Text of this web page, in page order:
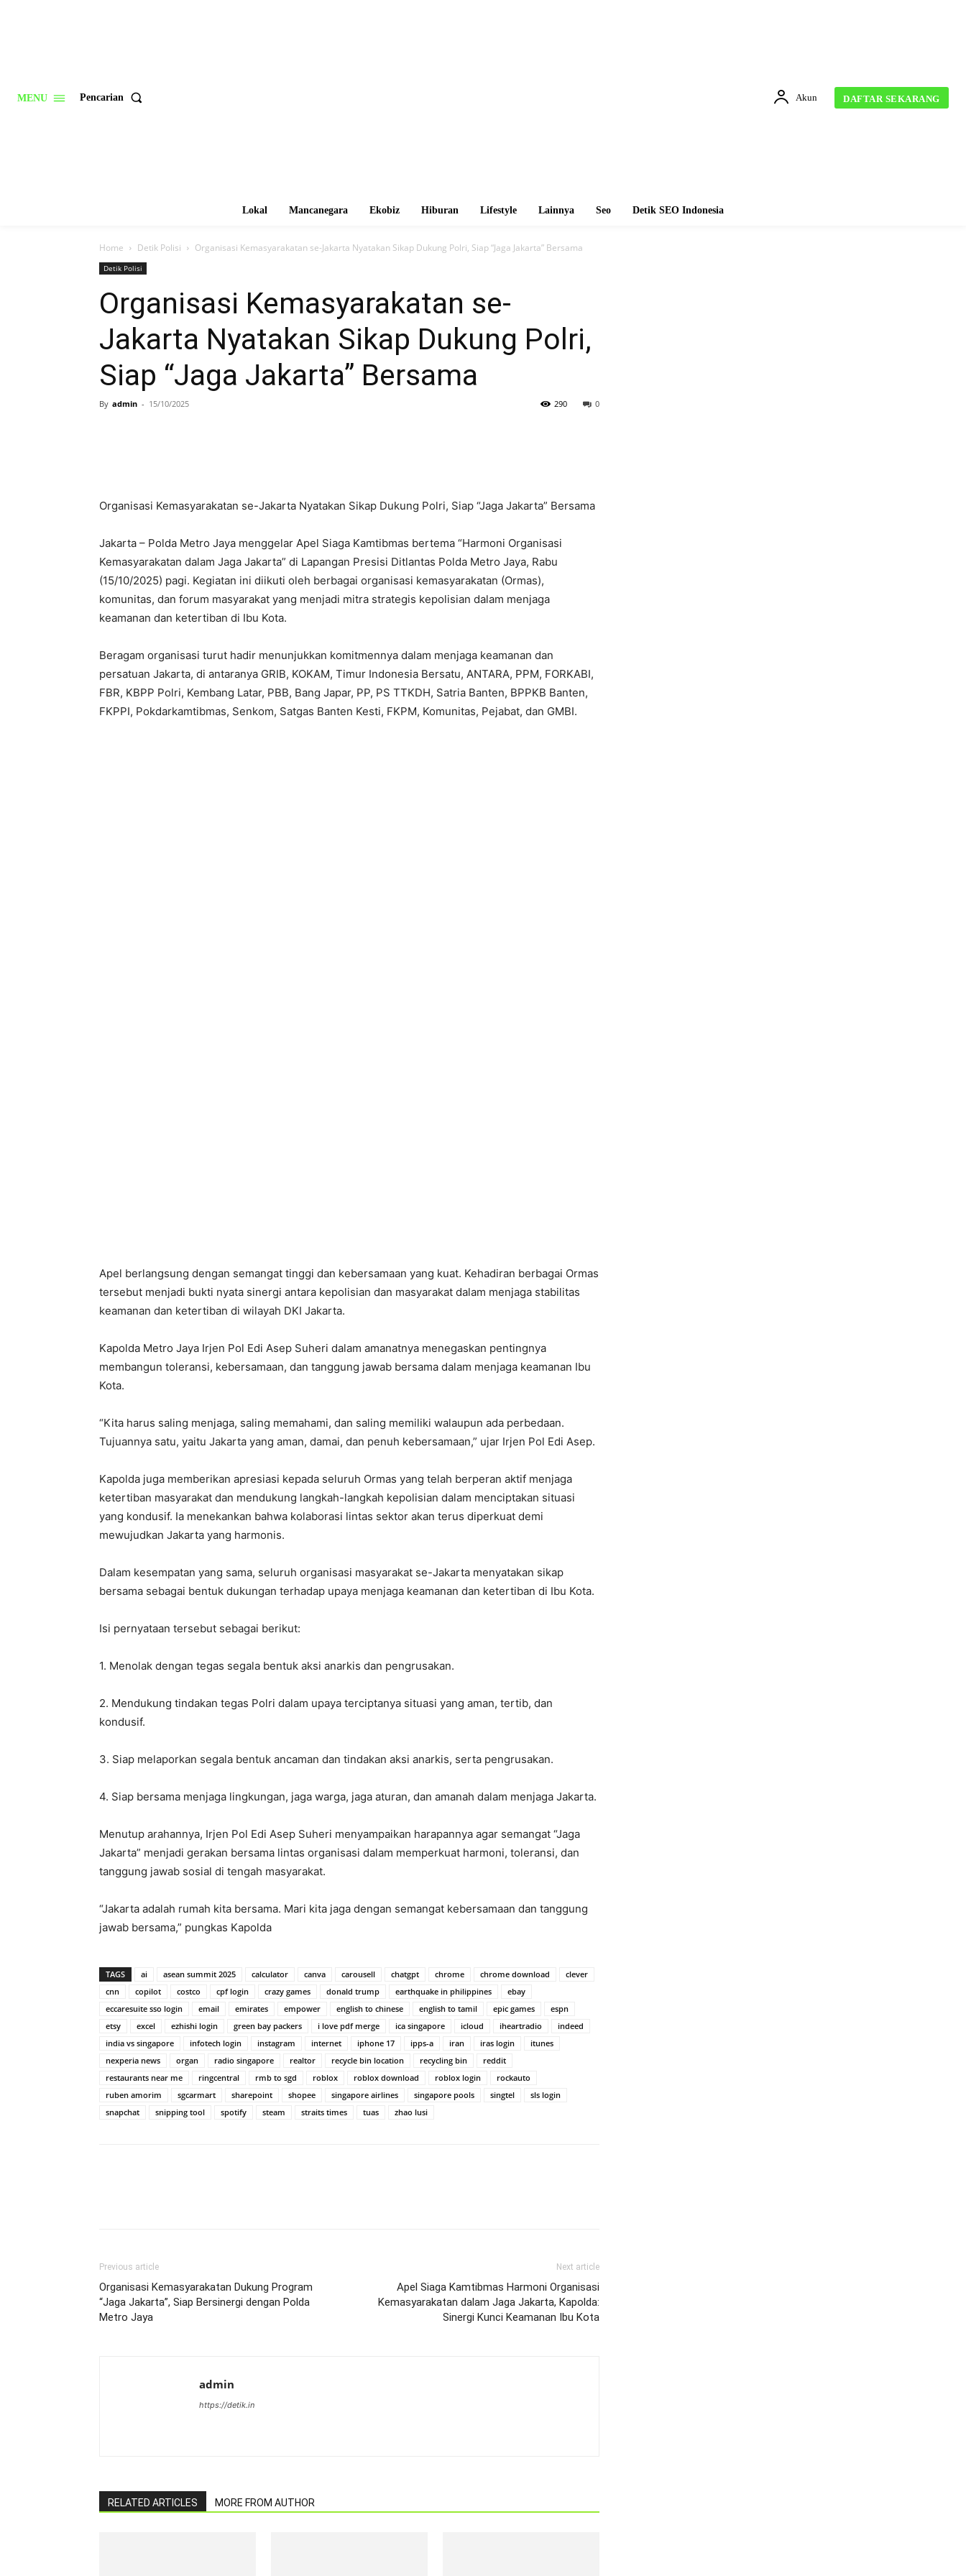
MENU Pencarian Akun DAFTAR SEKARANG
Lokal Mancanegara Ekobiz Hiburan Lifestyle Lainnya Seo Detik SEO Indonesia
Home Detik Polisi Organisasi Kemasyarakatan se-Jakarta Nyatakan Sikap Dukung Polri, Siap “Jaga Jakarta” Bersama
Detik Polisi
Organisasi Kemasyarakatan se-
Jakarta Nyatakan Sikap Dukung Polri,
Siap “Jaga Jakarta” Bersama
By admin - 15/10/2025 0
290
Organisasi Kemasyarakatan se-Jakarta Nyatakan Sikap Dukung Polri, Siap “Jaga Jakarta” Bersama
Jakarta – Polda Metro Jaya menggelar Apel Siaga Kamtibmas bertema “Harmoni Organisasi
Kemasyarakatan dalam Jaga Jakarta” di Lapangan Presisi Ditlantas Polda Metro Jaya, Rabu
(15/10/2025) pagi. Kegiatan ini diikuti oleh berbagai organisasi kemasyarakatan (Ormas),
komunitas, dan forum masyarakat yang menjadi mitra strategis kepolisian dalam menjaga
keamanan dan ketertiban di Ibu Kota.
Beragam organisasi turut hadir menunjukkan komitmennya dalam menjaga keamanan dan
persatuan Jakarta, di antaranya GRIB, KOKAM, Timur Indonesia Bersatu, ANTARA, PPM, FORKABI,
FBR, KBPP Polri, Kembang Latar, PBB, Bang Japar, PP, PS TTKDH, Satria Banten, BPPKB Banten,
FKPPI, Pokdarkamtibmas, Senkom, Satgas Banten Kesti, FKPM, Komunitas, Pejabat, dan GMBI.
Apel berlangsung dengan semangat tinggi dan kebersamaan yang kuat. Kehadiran berbagai Ormas
tersebut menjadi bukti nyata sinergi antara kepolisian dan masyarakat dalam menjaga stabilitas
keamanan dan ketertiban di wilayah DKI Jakarta.
Kapolda Metro Jaya Irjen Pol Edi Asep Suheri dalam amanatnya menegaskan pentingnya
membangun toleransi, kebersamaan, dan tanggung jawab bersama dalam menjaga keamanan Ibu
Kota.
“Kita harus saling menjaga, saling memahami, dan saling memiliki walaupun ada perbedaan.
Tujuannya satu, yaitu Jakarta yang aman, damai, dan penuh kebersamaan,” ujar Irjen Pol Edi Asep.
Kapolda juga memberikan apresiasi kepada seluruh Ormas yang telah berperan aktif menjaga
ketertiban masyarakat dan mendukung langkah-langkah kepolisian dalam menciptakan situasi
yang kondusif. Ia menekankan bahwa kolaborasi lintas sektor akan terus diperkuat demi
mewujudkan Jakarta yang harmonis.
Dalam kesempatan yang sama, seluruh organisasi masyarakat se-Jakarta menyatakan sikap
bersama sebagai bentuk dukungan terhadap upaya menjaga keamanan dan ketertiban di Ibu Kota.
Isi pernyataan tersebut sebagai berikut:
1. Menolak dengan tegas segala bentuk aksi anarkis dan pengrusakan.
2. Mendukung tindakan tegas Polri dalam upaya terciptanya situasi yang aman, tertib, dan
kondusif.
3. Siap melaporkan segala bentuk ancaman dan tindakan aksi anarkis, serta pengrusakan.
4. Siap bersama menjaga lingkungan, jaga warga, jaga aturan, dan amanah dalam menjaga Jakarta.
Menutup arahannya, Irjen Pol Edi Asep Suheri menyampaikan harapannya agar semangat “Jaga
Jakarta” menjadi gerakan bersama lintas organisasi dalam memperkuat harmoni, toleransi, dan
tanggung jawab sosial di tengah masyarakat.
“Jakarta adalah rumah kita bersama. Mari kita jaga dengan semangat kebersamaan dan tanggung
jawab bersama,” pungkas Kapolda
TAGS ai asean summit 2025 calculator canva carousell chatgpt chrome chrome download
clever
cnn
copilot costco cpf login crazy games donald trump earthquake in philippines
ebay
eccaresuite sso login
email emirates empower english to chinese english to tamil epic games
espn
etsy
excel ezhishi login green bay packers i love pdf merge ica singapore icloud iheartradio
indeed
india vs singapore
infotech login instagram internet iphone 17 ipps-a iran iras login
itunes
nexperia news
organ radio singapore realtor recycle bin location recycling bin
reddit
restaurants near me
ringcentral rmb to sgd roblox roblox download roblox login
rockauto
ruben amorim
sgcarmart sharepoint shopee singapore airlines singapore pools singtel
sls login
snapchat
snipping tool spotify steam straits times tuas zhao lusi
Previous article
Organisasi Kemasyarakatan Dukung Program
“Jaga Jakarta”, Siap Bersinergi dengan Polda
Metro Jaya
Next article
Apel Siaga Kamtibmas Harmoni Organisasi
Kemasyarakatan dalam Jaga Jakarta, Kapolda:
Sinergi Kunci Keamanan Ibu Kota
admin
https://detik.in
RELATED ARTICLES MORE FROM AUTHOR